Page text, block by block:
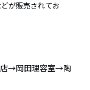
が販売されてお
→岡田理容室→陶